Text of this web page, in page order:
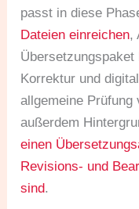
passt in diese
Dateien einreichen,
Korrektur und
allgemeine Prüfung
außerdem
einen
Revisions- und
sind.